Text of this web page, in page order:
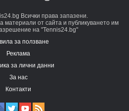
Всички права запазени.
материали от сайта и публикуването им
на "Tennis24.bg"
за ползване
Реклама
за лични данни
За нас
Контакти